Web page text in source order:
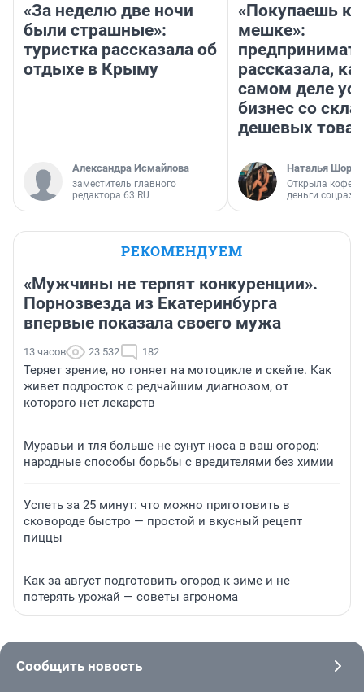
«За неделю две ночи
были страшные»:
туристка рассказала об
отдыхе в Крыму
Александра Исмайлова
заместитель главного
редактора 63.RU
«Покупаешь
мешке»:
рассказала,
самом деле
бизнес со
дешевых
Наталья
Открыла
деньги
РЕКОМЕНДУЕМ
«Мужчины не терпят конкуренции».
Порнозвезда из Екатеринбурга
впервые показала своего мужа
13 часов 23 532 182
Теряет зрение, но гоняет на мотоцикле и скейте. Как
живет подросток с редчайшим диагнозом, от
которого нет лекарств
Муравьи и тля больше не сунут носа в ваш огород:
народные способы борьбы с вредителями без химии
Успеть за 25 минут: что можно приготовить в
сковороде быстро — простой и вкусный рецепт
пиццы
Как за август подготовить огород к зиме и не
потерять урожай — советы агронома
Сообщить новость